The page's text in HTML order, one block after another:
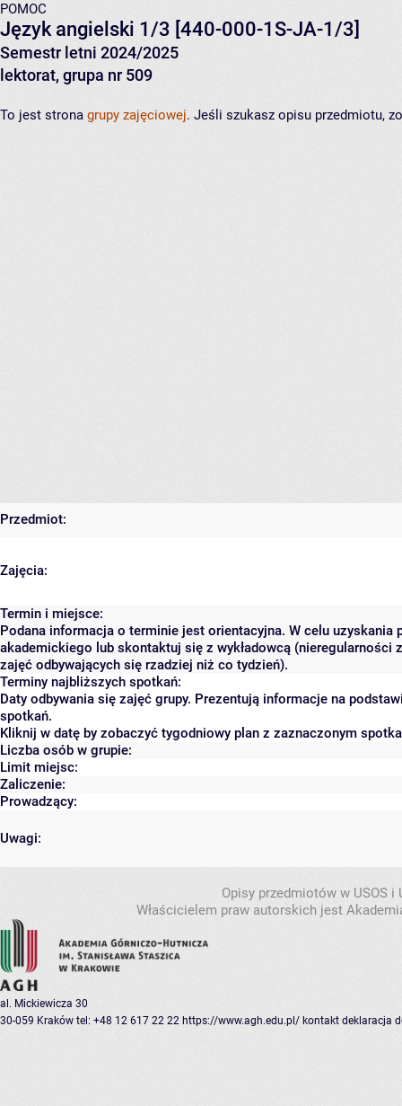
POMOC
Język angielski 1/3 [440-000-1S-JA-1/3]
Semestr letni 2024/2025
lektorat, grupa nr 509
To jest strona grupy zajęciowej. Jeśli szukasz opisu przedmiotu,
Przedmiot:
Zajęcia:
Termin i miejsce:
Podana informacja o terminie jest orientacyjna. W celu
akademickiego lub skontaktuj się z wykładowcą (nieregularności
zajęć odbywających się rzadziej niż co tydzień).
Terminy najbliższych spotkań:
Daty odbywania się zajęć grupy. Prezentują informacje na
spotkań.
Kliknij w datę by zobaczyć tygodniowy plan z zaznaczonym
Liczba osób w grupie:
Limit miejsc:
Zaliczenie:
Prowadzący:
Uwagi:
Opisy przedmiotów w USOS
Właścicielem praw autorskich jest
al. Mickiewicza 30
30-059 Kraków tel: +48 12 617 22 22 https://www.agh.edu.pl/ kontakt deklaracja